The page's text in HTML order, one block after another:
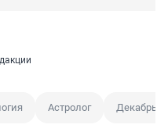
Астролог Декабрь